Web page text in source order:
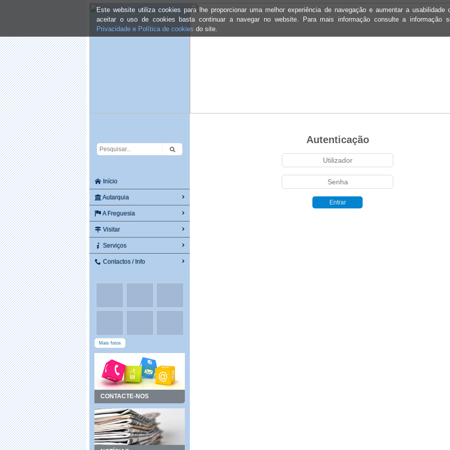
Este website utiliza cookies para lhe proporcionar uma melhor experiência de navegação e aumentar a usabilidade
aceitar o uso de cookies basta continuar a navegar no website. Para mais informação consulte a informação
Privacidade e Política de cookies do site.
Início
Autarquia
A Freguesia
Visitar
Serviços
Contactos / Info
Mais fotos
CONTACTE-NOS
Autenticação